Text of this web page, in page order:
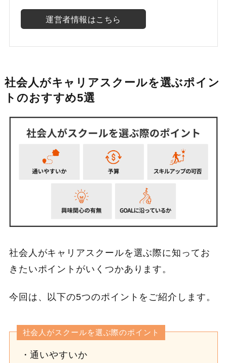
運営者情報はこちら
社会人がキャリアスクールを選ぶポイン
トのおすすめ5選
社会人がキャリアスクールを選ぶ際に知ってお
きたいポイントがいくつかあります。
今回は、以下の5つのポイントをご紹介します。
社会人がスクールを選ぶ際のポイント
通いやすいか